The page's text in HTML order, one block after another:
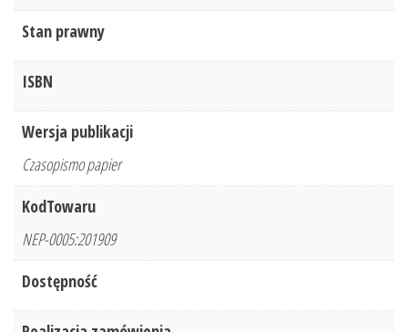
Stan prawny
ISBN
Wersja publikacji
Czasopismo papier
KodTowaru
NEP-0005:201909
Dostępność